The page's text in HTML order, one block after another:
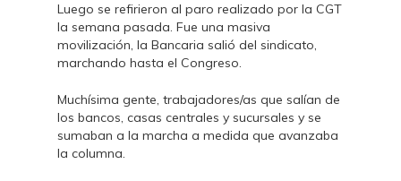
Luego se refirieron al paro realizado por la CGT
la semana pasada. Fue una masiva
movilización, la Bancaria salió del sindicato,
marchando hasta el Congreso.
Muchísima gente, trabajadores/as que salían de
los bancos, casas centrales y sucursales y se
sumaban a la marcha a medida que avanzaba
la columna.